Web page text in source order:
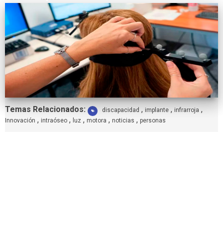
Temas Relacionados: Etiquetas:
discapacidad , implante , infrarroja ,
Innovación , intraóseo , luz , motora , noticias , personas